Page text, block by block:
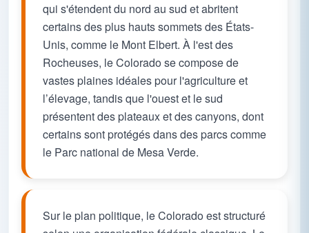
qui s'étendent du nord au sud et abritent
certains des plus hauts sommets des États-
Unis, comme le Mont Elbert. À l'est des
Rocheuses, le Colorado se compose de
vastes plaines idéales pour l'agriculture et
l’élevage, tandis que l'ouest et le sud
présentent des plateaux et des canyons, dont
certains sont protégés dans des parcs comme
le Parc national de Mesa Verde.
Sur le plan politique, le Colorado est structuré